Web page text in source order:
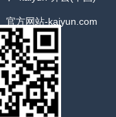
官方网站-kaiyun.com